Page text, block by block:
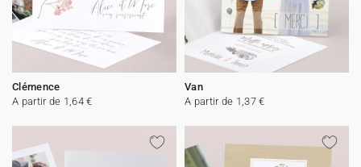
Clémence
A partir de 1,64 €
Van
A partir de 1,37 €